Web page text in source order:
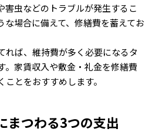
害虫などのトラブルが発生するこ
な場合に備えて、修繕費を蓄えてお
れば、維持費が多く必要になるタ
。家賃収入や敷金・礼金を修繕費
とをおすすめします。
まつわる3つの支出